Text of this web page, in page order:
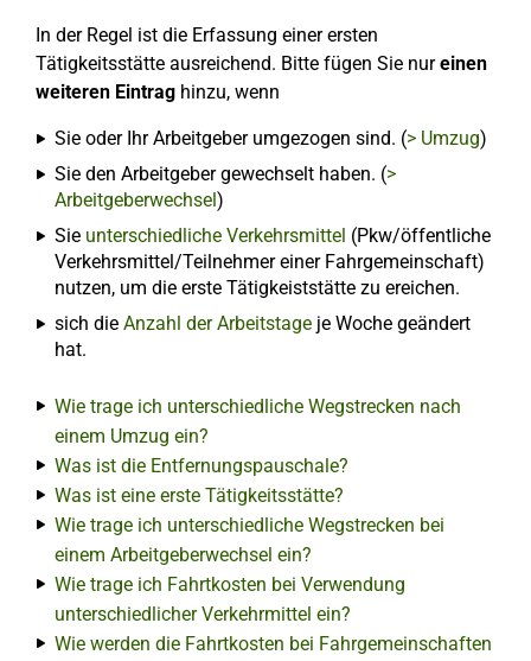
In der Regel ist die Erfassung einer ersten
Tätigkeitsstätte ausreichend. Bitte fügen Sie nureinen
weiteren Eintrag hinzu, wenn
Sie oder Ihr Arbeitgeber umgezogen sind. (> Umzug)
Sie den Arbeitgeber gewechselt haben. (>
Arbeitgeberwechsel)
Sie unterschiedliche Verkehrsmittel (Pkw/öffentliche
Verkehrsmittel/Teilnehmer einer Fahrgemeinschaft)
nutzen, um die erste Tätigkeiststätte zu ereichen.
sich die Anzahl der Arbeitstage je Woche geändert
hat.
Wie trage ich unterschiedliche Wegstrecken nach
einem Umzug ein?
Was ist die Entfernungspauschale?
Was ist eine erste Tätigkeitsstätte?
Wie trage ich unterschiedliche Wegstrecken bei
einem Arbeitgeberwechsel ein?
Wie trage ich Fahrtkosten bei Verwendung
unterschiedlicher Verkehrmittel ein?
Wie werden die Fahrtkosten bei Fahrgemeinschaften